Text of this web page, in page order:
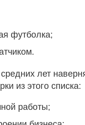
футболка;
лет
из этого списка:
работы;